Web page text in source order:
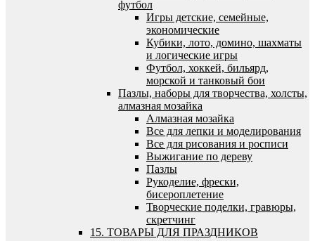
футбол
Игры детские, семейные,
экономические
Кубики, лото, домино, шахматы
и логические игры
Футбол, хоккей, бильярд,
морской и танковый бои
Пазлы, наборы для творчества, холсты,
алмазная мозайка
Алмазная мозайка
Все для лепки и моделирования
Все для рисования и росписи
Выжигание по дереву
Пазлы
Рукоделие, фрески,
бисероплетение
Творческие поделки, гравюры,
скретчинг
15. ТОВАРЫ ДЛЯ ПРАЗДНИКОВ